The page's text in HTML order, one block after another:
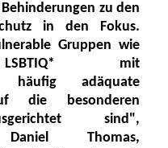
zu den
in den Fokus.
Gruppen wie
LSBTIQ* mit
adäquate
die besonderen
sind",
Thomas,